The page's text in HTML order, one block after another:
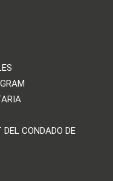
DEL CONDADO DE